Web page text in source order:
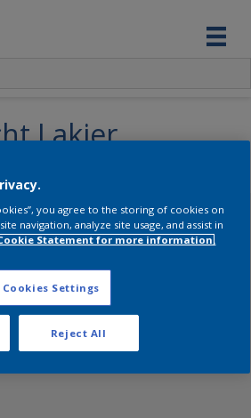
Lakier
kolory i
opakowania,
you agree to the storing of cookies on
navigation, analyze site usage, and assist in
Statement for more information.
Cookies Settings
Reject All